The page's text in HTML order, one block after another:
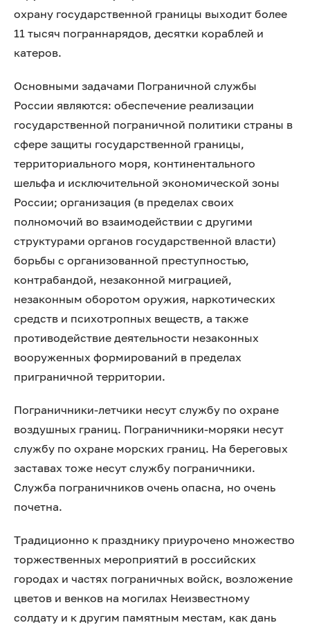
охрану государственной границы выходит более
11 тысяч пограннарядов, десятки кораблей и
катеров.
Основными задачами Пограничной службы
России являются: обеспечение реализации
государственной пограничной политики страны в
сфере защиты государственной границы,
территориального моря, континентального
шельфа и исключительной экономической зоны
России; организация (в пределах своих
полномочий во взаимодействии с другими
структурами органов государственной власти)
борьбы с организованной преступностью,
контрабандой, незаконной миграцией,
незаконным оборотом оружия, наркотических
средств и психотропных веществ, а также
противодействие деятельности незаконных
вооруженных формирований в пределах
приграничной территории.
Пограничники-летчики несут службу по охране
воздушных границ. Пограничники-моряки несут
службу по охране морских границ. На береговых
заставах тоже несут службу пограничники.
Служба пограничников очень опасна, но очень
почетна.
Традиционно к празднику приурочено множество
торжественных мероприятий в российских
городах и частях пограничных войск, возложение
цветов и венков на могилах Неизвестному
солдату и к другим памятным местам, как дань